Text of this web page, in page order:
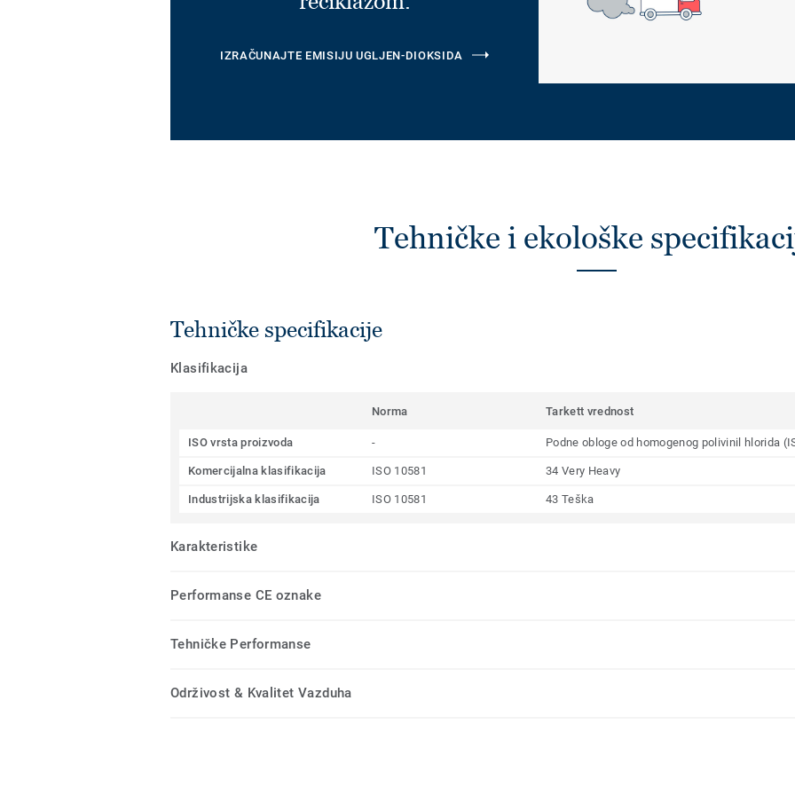
IZRAČUNAJTE EMISIJU UGLJEN-DIOKSIDA
Tehničke i ekološke
Tehničke specifikacije
Klasifikacija
Norma Tarkett vrednost
ISO vrsta proizvoda - Podne obloge od homogenog polivinil hlorida
Komercijalna klasifikacija ISO 10581 34 Very Heavy
Industrijska klasifikacija ISO 10581 43 Teška
Karakteristike
Performanse CE oznake
Tehničke Performanse
Održivost & Kvalitet Vazduha